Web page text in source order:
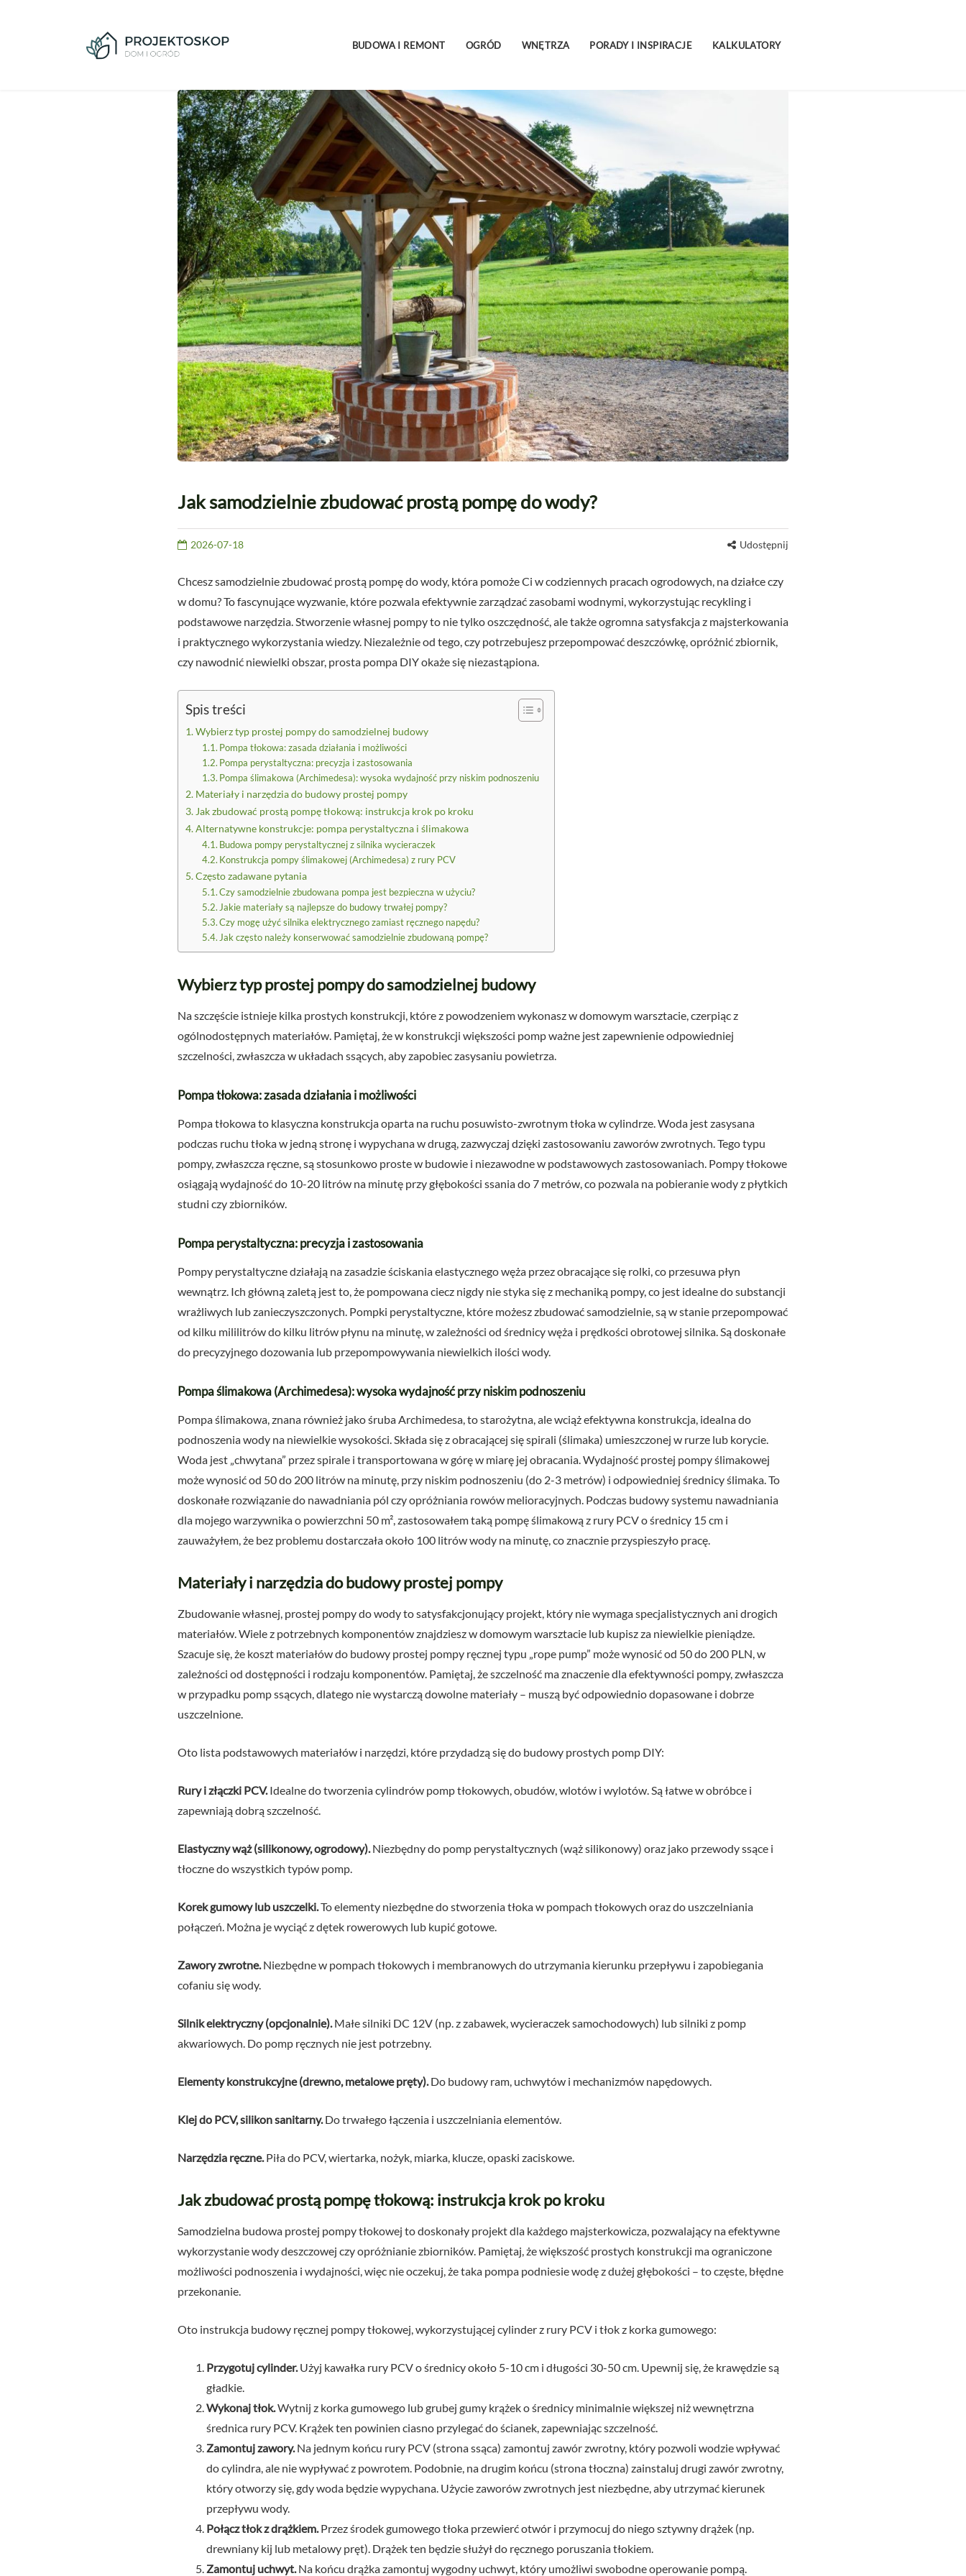
BUDOWA I REMONT OGRÓD WNĘTRZA PORADY I INSPIRACJE KALKULATORY
Jak samodzielnie zbudować prostą pompę do wody?
2026-07-18 Udostępnij
Chcesz samodzielnie zbudować prostą pompę do wody, która pomoże Ci w codziennych pracach ogrodowych, na działce czy
w domu? To fascynujące wyzwanie, które pozwala efektywnie zarządzać zasobami wodnymi, wykorzystując recykling i
podstawowe narzędzia. Stworzenie własnej pompy to nie tylko oszczędność, ale także ogromna satysfakcja z majsterkowania
i praktycznego wykorzystania wiedzy. Niezależnie od tego, czy potrzebujesz przepompować deszczówkę, opróżnić zbiornik,
czy nawodnić niewielki obszar, prosta pompa DIY okaże się niezastąpiona.
Spis treści
Wybierz typ prostej pompy do samodzielnej budowy
Pompa tłokowa: zasada działania i możliwości
Pompa perystaltyczna: precyzja i zastosowania
Pompa ślimakowa (Archimedesa): wysoka wydajność przy niskim podnoszeniu
Materiały i narzędzia do budowy prostej pompy
Jak zbudować prostą pompę tłokową: instrukcja krok po kroku
Alternatywne konstrukcje: pompa perystaltyczna i ślimakowa
Budowa pompy perystaltycznej z silnika wycieraczek
Konstrukcja pompy ślimakowej (Archimedesa) z rury PCV
Często zadawane pytania
Czy samodzielnie zbudowana pompa jest bezpieczna w użyciu?
Jakie materiały są najlepsze do budowy trwałej pompy?
Czy mogę użyć silnika elektrycznego zamiast ręcznego napędu?
Jak często należy konserwować samodzielnie zbudowaną pompę?
Wybierz typ prostej pompy do samodzielnej budowy
Na szczęście istnieje kilka prostych konstrukcji, które z powodzeniem wykonasz w domowym warsztacie, czerpiąc z
ogólnodostępnych materiałów. Pamiętaj, że w konstrukcji większości pomp ważne jest zapewnienie odpowiedniej
szczelności, zwłaszcza w układach ssących, aby zapobiec zasysaniu powietrza.
Pompa tłokowa: zasada działania i możliwości
Pompa tłokowa to klasyczna konstrukcja oparta na ruchu posuwisto-zwrotnym tłoka w cylindrze. Woda jest zasysana
podczas ruchu tłoka w jedną stronę i wypychana w drugą, zazwyczaj dzięki zastosowaniu zaworów zwrotnych. Tego typu
pompy, zwłaszcza ręczne, są stosunkowo proste w budowie i niezawodne w podstawowych zastosowaniach. Pompy tłokowe
osiągają wydajność do 10-20 litrów na minutę przy głębokości ssania do 7 metrów, co pozwala na pobieranie wody z płytkich
studni czy zbiorników.
Pompa perystaltyczna: precyzja i zastosowania
Pompy perystaltyczne działają na zasadzie ściskania elastycznego węża przez obracające się rolki, co przesuwa płyn
wewnątrz. Ich główną zaletą jest to, że pompowana ciecz nigdy nie styka się z mechaniką pompy, co jest idealne do substancji
wrażliwych lub zanieczyszczonych. Pompki perystaltyczne, które możesz zbudować samodzielnie, są w stanie przepompować
od kilku mililitrów do kilku litrów płynu na minutę, w zależności od średnicy węża i prędkości obrotowej silnika. Są doskonałe
do precyzyjnego dozowania lub przepompowywania niewielkich ilości wody.
Pompa ślimakowa (Archimedesa): wysoka wydajność przy niskim podnoszeniu
Pompa ślimakowa, znana również jako śruba Archimedesa, to starożytna, ale wciąż efektywna konstrukcja, idealna do
podnoszenia wody na niewielkie wysokości. Składa się z obracającej się spirali (ślimaka) umieszczonej w rurze lub korycie.
Woda jest „chwytana” przez spirale i transportowana w górę w miarę jej obracania. Wydajność prostej pompy ślimakowej
może wynosić od 50 do 200 litrów na minutę, przy niskim podnoszeniu (do 2-3 metrów) i odpowiedniej średnicy ślimaka. To
doskonałe rozwiązanie do nawadniania pól czy opróżniania rowów melioracyjnych. Podczas budowy systemu nawadniania
dla mojego warzywnika o powierzchni 50 m², zastosowałem taką pompę ślimakową z rury PCV o średnicy 15 cm i
zauważyłem, że bez problemu dostarczała około 100 litrów wody na minutę, co znacznie przyspieszyło pracę.
Materiały i narzędzia do budowy prostej pompy
Zbudowanie własnej, prostej pompy do wody to satysfakcjonujący projekt, który nie wymaga specjalistycznych ani drogich
materiałów. Wiele z potrzebnych komponentów znajdziesz w domowym warsztacie lub kupisz za niewielkie pieniądze.
Szacuje się, że koszt materiałów do budowy prostej pompy ręcznej typu „rope pump” może wynosić od 50 do 200 PLN, w
zależności od dostępności i rodzaju komponentów. Pamiętaj, że szczelność ma znaczenie dla efektywności pompy, zwłaszcza
w przypadku pomp ssących, dlatego nie wystarczą dowolne materiały – muszą być odpowiednio dopasowane i dobrze
uszczelnione.
Oto lista podstawowych materiałów i narzędzi, które przydadzą się do budowy prostych pomp DIY:
Rury i złączki PCV.Idealne do tworzenia cylindrów pomp tłokowych, obudów, wlotów i wylotów. Są łatwe w obróbce i
zapewniają dobrą szczelność.
Elastyczny wąż (silikonowy, ogrodowy).Niezbędny do pomp perystaltycznych (wąż silikonowy) oraz jako przewody ssące i
tłoczne do wszystkich typów pomp.
Korek gumowy lub uszczelki.To elementy niezbędne do stworzenia tłoka w pompach tłokowych oraz do uszczelniania
połączeń. Można je wyciąć z dętek rowerowych lub kupić gotowe.
Zawory zwrotne.Niezbędne w pompach tłokowych i membranowych do utrzymania kierunku przepływu i zapobiegania
cofaniu się wody.
Silnik elektryczny (opcjonalnie).Małe silniki DC 12V (np. z zabawek, wycieraczek samochodowych) lub silniki z pomp
akwariowych. Do pomp ręcznych nie jest potrzebny.
Elementy konstrukcyjne (drewno, metalowe pręty).Do budowy ram, uchwytów i mechanizmów napędowych.
Klej do PCV, silikon sanitarny.Do trwałego łączenia i uszczelniania elementów.
Narzędzia ręczne.Piła do PCV, wiertarka, nożyk, miarka, klucze, opaski zaciskowe.
Jak zbudować prostą pompę tłokową: instrukcja krok po kroku
Samodzielna budowa prostej pompy tłokowej to doskonały projekt dla każdego majsterkowicza, pozwalający na efektywne
wykorzystanie wody deszczowej czy opróżnianie zbiorników. Pamiętaj, że większość prostych konstrukcji ma ograniczone
możliwości podnoszenia i wydajności, więc nie oczekuj, że taka pompa podniesie wodę z dużej głębokości – to częste, błędne
przekonanie.
Oto instrukcja budowy ręcznej pompy tłokowej, wykorzystującej cylinder z rury PCV i tłok z korka gumowego:
Przygotuj cylinder.Użyj kawałka rury PCV o średnicy około 5-10 cm i długości 30-50 cm. Upewnij się, że krawędzie są
gładkie.
Wykonaj tłok.Wytnij z korka gumowego lub grubej gumy krążek o średnicy minimalnie większej niż wewnętrzna
średnica rury PCV. Krążek ten powinien ciasno przylegać do ścianek, zapewniając szczelność.
Zamontuj zawory.Na jednym końcu rury PCV (strona ssąca) zamontuj zawór zwrotny, który pozwoli wodzie wpływać
do cylindra, ale nie wypływać z powrotem. Podobnie, na drugim końcu (strona tłoczna) zainstaluj drugi zawór zwrotny,
który otworzy się, gdy woda będzie wypychana. Użycie zaworów zwrotnych jest niezbędne, aby utrzymać kierunek
przepływu wody.
Połącz tłok z drążkiem.Przez środek gumowego tłoka przewierć otwór i przymocuj do niego sztywny drążek (np.
drewniany kij lub metalowy pręt). Drążek ten będzie służył do ręcznego poruszania tłokiem.
Zamontuj uchwyt.Na końcu drążka zamontuj wygodny uchwyt, który umożliwi swobodne operowanie pompą.